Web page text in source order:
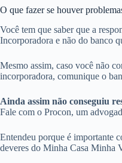
O que fazer se houver
Você tem que saber que a
Incorporadora e não do banco
Mesmo assim, caso você não
incorporadora, comunique o
Ainda assim não conseguiu
Fale com o Procon, um
Entendeu porque é importante
deveres do Minha Casa Minha